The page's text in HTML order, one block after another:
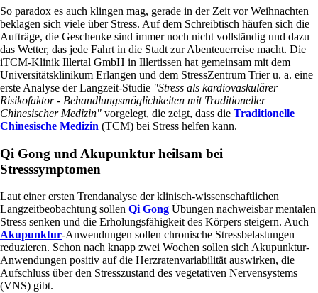
So paradox es auch klingen mag, gerade in der Zeit vor Weihnachten
beklagen sich viele über Stress. Auf dem Schreibtisch häufen sich die
Aufträge, die Geschenke sind immer noch nicht vollständig und dazu
das Wetter, das jede Fahrt in die Stadt zur Abenteuerreise macht. Die
iTCM-Klinik Illertal GmbH in Illertissen hat gemeinsam mit dem
Universitätsklinikum Erlangen und dem StressZentrum Trier u. a. eine
erste Analyse der Langzeit-Studie "Stress als kardiovaskulärer
Risikofaktor - Behandlungsmöglichkeiten mit Traditioneller
Chinesischer Medizin" vorgelegt, die zeigt, dass die Traditionelle
Chinesische Medizin (TCM) bei Stress helfen kann.
Qi Gong und Akupunktur heilsam bei
Stresssymptomen
Laut einer ersten Trendanalyse der klinisch-wissenschaftlichen
Langzeitbeobachtung sollen Qi Gong Übungen nachweisbar mentalen
Stress senken und die Erholungsfähigkeit des Körpers steigern. Auch
Akupunktur-Anwendungen sollen chronische Stressbelastungen
reduzieren. Schon nach knapp zwei Wochen sollen sich Akupunktur-
Anwendungen positiv auf die Herzratenvariabilität auswirken, die
Aufschluss über den Stresszustand des vegetativen Nervensystems
(VNS) gibt.